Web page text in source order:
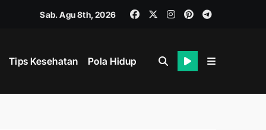
Sab. Agu 8th, 2026
Tips Kesehatan Pola Hidup